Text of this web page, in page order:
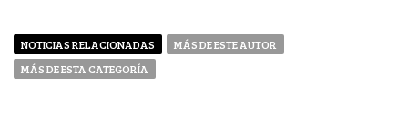
NOTICIAS RELACIONADAS
MÁS DE ESTE AUTOR
MÁS DE ESTA CATEGORÍA